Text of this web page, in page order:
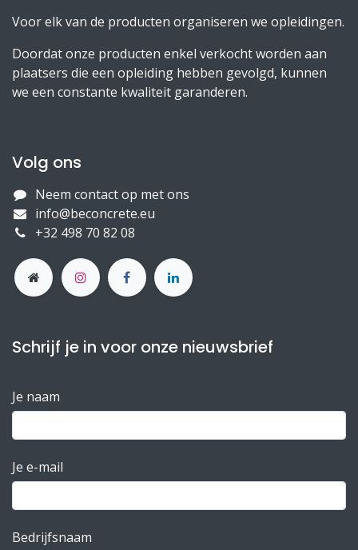
Voor elk van de producten organiseren we opleidingen.
Doordat onze producten enkel verkocht worden aan
plaatsers die een opleiding hebben gevolgd, kunnen
we een constante kwaliteit garanderen.
Volg ons
Neem contact op met ons
info@beconcrete.eu
+32 498 70 82 08
Schrijf je in voor onze nieuwsbrief
Je naam
Je e-mail
Bedrijfsnaam